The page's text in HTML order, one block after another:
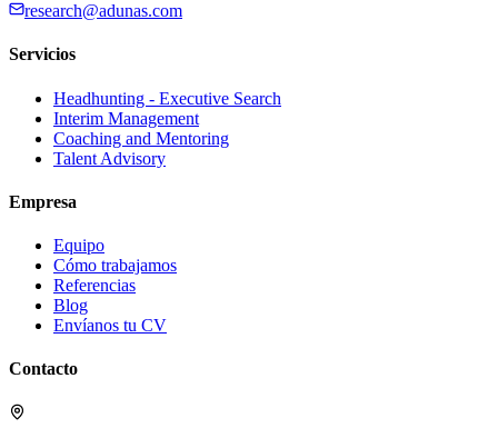
research@adunas.com
Servicios
Headhunting - Executive Search
Interim Management
Coaching and Mentoring
Talent Advisory
Empresa
Equipo
Cómo trabajamos
Referencias
Blog
Envíanos tu CV
Contacto